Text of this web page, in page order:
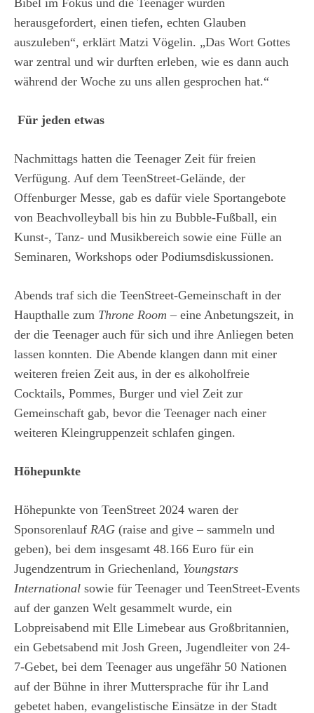
Bibel im Fokus und die Teenager wurden
herausgefordert, einen tiefen, echten Glauben
auszuleben“, erklärt Matzi Vögelin. „Das Wort Gottes
war zentral und wir durften erleben, wie es dann auch
während der Woche zu uns allen gesprochen hat.“
Für jeden etwas
Nachmittags hatten die Teenager Zeit für freien
Verfügung. Auf dem TeenStreet-Gelände, der
Offenburger Messe, gab es dafür viele Sportangebote
von Beachvolleyball bis hin zu Bubble-Fußball, ein
Kunst-, Tanz- und Musikbereich sowie eine Fülle an
Seminaren, Workshops oder Podiumsdiskussionen.
Abends traf sich die TeenStreet-Gemeinschaft in der
Haupthalle zum Throne Room – eine Anbetungszeit, in
der die Teenager auch für sich und ihre Anliegen beten
lassen konnten. Die Abende klangen dann mit einer
weiteren freien Zeit aus, in der es alkoholfreie
Cocktails, Pommes, Burger und viel Zeit zur
Gemeinschaft gab, bevor die Teenager nach einer
weiteren Kleingruppenzeit schlafen gingen.
Höhepunkte
Höhepunkte von TeenStreet 2024 waren der
Sponsorenlauf RAG (raise and give – sammeln und
geben), bei dem insgesamt 48.166 Euro für ein
Jugendzentrum in Griechenland, Youngstars
International sowie für Teenager und TeenStreet-Events
auf der ganzen Welt gesammelt wurde, ein
Lobpreisabend mit Elle Limebear aus Großbritannien,
ein Gebetsabend mit Josh Green, Jugendleiter von 24-
7-Gebet, bei dem Teenager aus ungefähr 50 Nationen
auf der Bühne in ihrer Muttersprache für ihr Land
gebetet haben, evangelistische Einsätze in der Stadt